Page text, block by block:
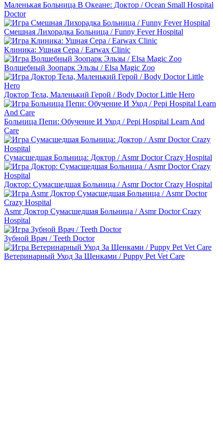
Маленькая Больница В Океане: Доктор / Ocean Small Hospital
Doctor
Смешная Лихорадка Больница / Funny Fever Hospital
Клиника: Ушная Сера / Earwax Clinic
Волшебный Зоопарк Эльзы / Elsa Magic Zoo
Доктор Тела, Маленький Герой / Body Doctor Little Hero
Больница Пепи: Обучение И Уход / Pepi Hospital Learn And
Care
Сумасшедшая Больница: Доктор / Asmr Doctor Crazy Hospital
Доктор: Сумасшедшая Больница / Asmr Doctor Crazy Hospital
Asmr Доктор Сумасшедшая Больница / Asmr Doctor Crazy
Hospital
Зубной Врач / Teeth Doctor
Ветеринарный Уход За Щенками / Puppy Pet Vet Care